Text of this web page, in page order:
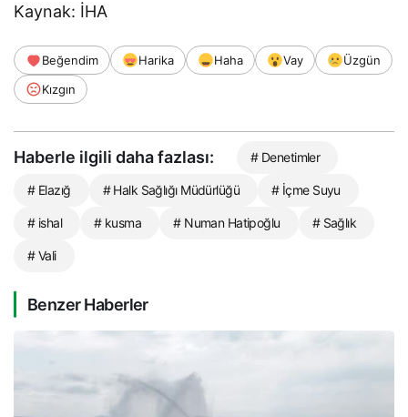
Kaynak: İHA
Beğendim Harika Haha Vay
Üzgün
Kızgın
Haberle ilgili daha fazlası: # Denetimler
# Elazığ # Halk Sağlığı Müdürlüğü # İçme Suyu
# ishal # kusma # Numan Hatipoğlu # Sağlık
# Vali
Benzer Haberler